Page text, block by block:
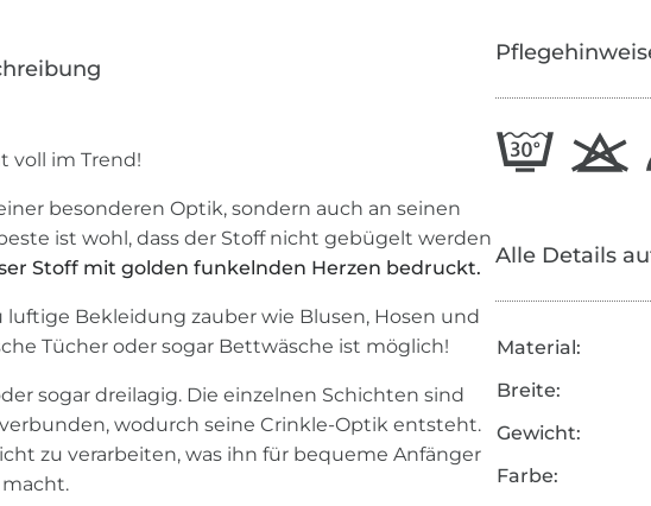
voll im Trend!
besonderen Optik, sondern auch an seinen
ist wohl, dass der Stoff nicht gebügelt werden
Stoff mit golden funkelnden Herzen bedruckt.
luftige Bekleidung zauber wie Blusen, Hosen und
Tücher oder sogar Bettwäsche ist möglich!
sogar dreilagig. Die einzelnen Schichten sind
wodurch seine Crinkle-Optik entsteht.
zu verarbeiten, was ihn für bequeme Anfänger
Alle Details
Material:
Breite:
Gewicht:
Farbe: